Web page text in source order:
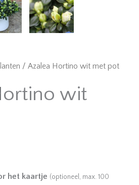
/ Azalea Hortino wit met pot
wit
het kaartje (optioneel, max. 100